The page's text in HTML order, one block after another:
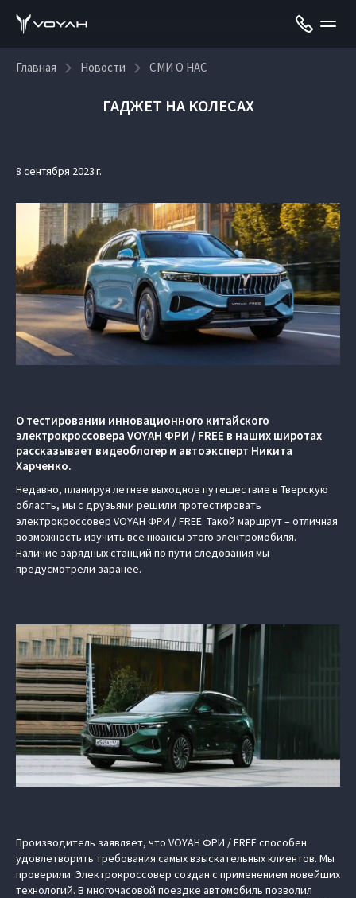
Главная Новости СМИ О НАС
ГАДЖЕТ НА КОЛЕСАХ
8 сентября 2023 г.
О тестировании инновационного китайского
электрокроссовера VOYAH ФРИ / FREE в наших широтах
рассказывает видеоблогер и автоэксперт Никита
Харченко.
Недавно, планируя летнее выходное путешествие в Тверскую
область, мы с друзьями решили протестировать
электрокроссовер VOYAH ФРИ / FREE. Такой маршрут – отличная
возможность изучить все нюансы этого электромобиля.
Наличие зарядных станций по пути следования мы
предусмотрели заранее.
Производитель заявляет, что VOYAH ФРИ / FREE способен
удовлетворить требования самых взыскательных клиентов. Мы
проверили. Электрокроссовер создан с применением новейших
технологий. В многочасовой поездке автомобиль позволил